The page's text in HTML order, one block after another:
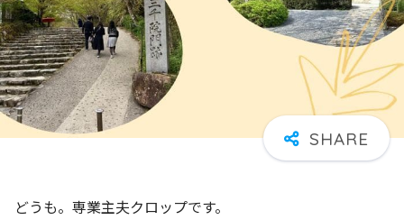
どうも。専業主夫クロップです。